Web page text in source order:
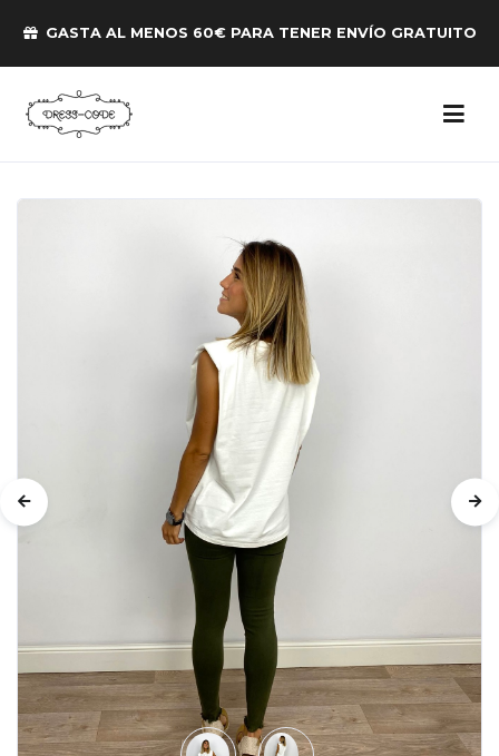
GASTA AL MENOS 60€ PARA TENER ENVÍO GRATUITO